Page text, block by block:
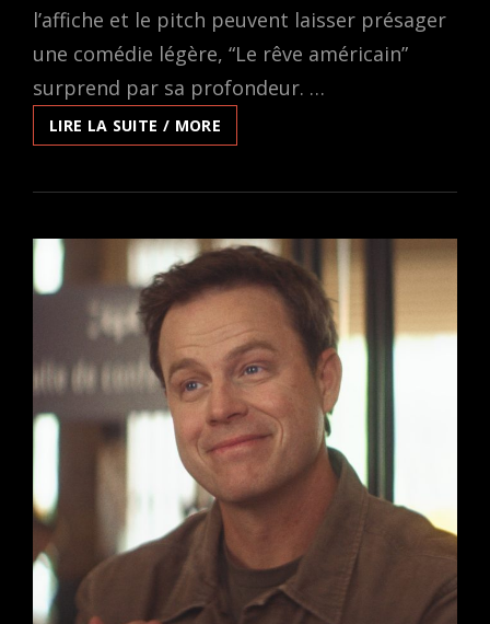
l’affiche et le pitch peuvent laisser présager
une comédie légère, “Le rêve américain”
surprend par sa profondeur. …
LIRE LA SUITE / MORE
:
RÊVE
D’ANTHONY
MARCIANO
DANS
UNE
NOUVELLE
SÉRIE
CINÉMA
DÉBUTANT
LE
19
AOÛT
2026